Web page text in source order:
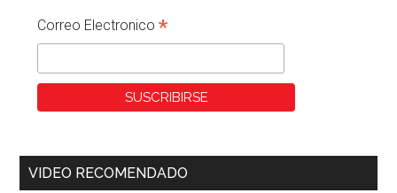
Correo Electronico*
VIDEO RECOMENDADO